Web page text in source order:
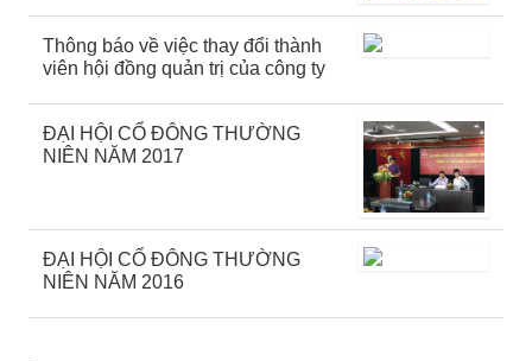
Thông báo về việc thay đổi thành
viên hội đồng quản trị của công ty
ĐẠI HỘI CỔ ĐÔNG THƯỜNG
NIÊN NĂM 2017
ĐẠI HỘI CỔ ĐÔNG THƯỜNG
NIÊN NĂM 2016